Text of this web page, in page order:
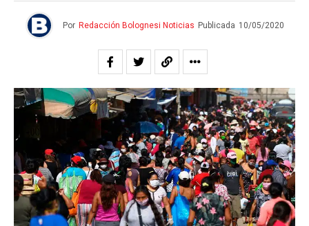
Por Redacción Bolognesi Noticias Publicada 10/05/2020